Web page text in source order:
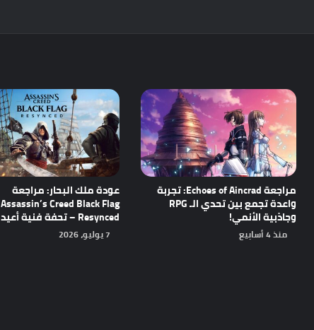
مراجعة Echoes of Aincrad: تجربة
واعدة تجمع بين تحدي الـ RPG
وجاذبية الأنمي!
منذ 4 أسابيع
عودة ملك البحار: مراجعة
Assassin’s Creed Black Flag
Resynced – تحفة فنية أعيد إحياؤها!
7 يوليو، 2026